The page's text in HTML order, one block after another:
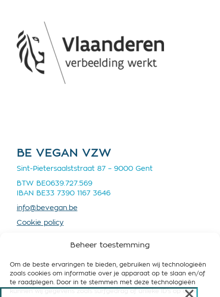
Beheer toestemming
Om de beste ervaringen te bieden, gebruiken wij technologieën
zoals cookies om informatie over je apparaat op te slaan en/of
te raadplegen. Door in te stemmen met deze technologieën
kunnen wij gegevens zoals surfgedrag of unieke ID's op deze
BE VEGAN VZW
Sint-Pietersaalststraat 87 – 9000 Gent
BTW BE0639.727.569
IBAN BE33 7390 1167 3646
info@bevegan.be
Cookie policy